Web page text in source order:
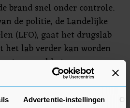
Advertentie-instellingen
brand snel onder controle.
de politie, de Landelijke
(LFO), gaat het drugslab
het lab verder kan worden
nog wel het
stopgezet worden, aldus de